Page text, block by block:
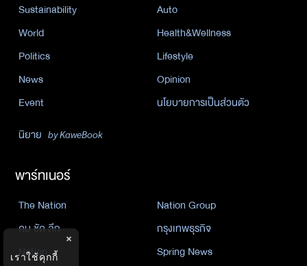
Sustainability
Auto
World
Health&Wellness
Politics
Lifestyle
News
Opinion
Event
นโยบายการเป็นส่วนตัว
นิยาย by KaweBook
พาร์ทเนอร์
The Nation
Nation Group
คม ชัด ลึก
กรุงเทพธุรกิจ
Nation
Spring News
×
เราใช้คุกกี้